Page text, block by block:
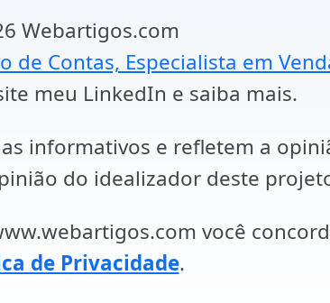
Webartigos.com
de Contas, Especialista em
meu LinkedIn e saiba mais.
informativos e refletem a
do idealizador deste
você
de Privacidade.